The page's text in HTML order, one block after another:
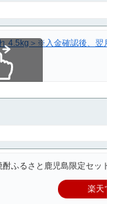
4.5kg＞※入金確認後、翌
酎ふるさと鹿児島限定セット
楽天で